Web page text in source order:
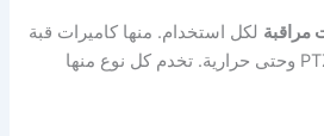
مراقبة لكل استخدام. منها كاميرات قبة
وكاميرات نقطية وآخرى PTZ وحتى حرارية. تخدم كل نوع منها